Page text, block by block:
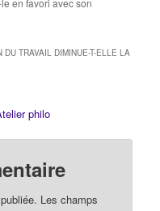
TRAVAIL DIMINUE-T-ELLE LA
philo
Les champs